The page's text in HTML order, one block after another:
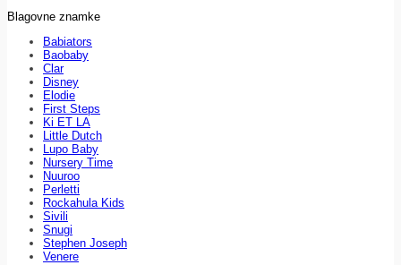
Blagovne znamke
Babiators
Baobaby
Clar
Disney
Elodie
First Steps
Ki ET LA
Little Dutch
Lupo Baby
Nursery Time
Nuuroo
Perletti
Rockahula Kids
Sivili
Snugi
Stephen Joseph
Venere